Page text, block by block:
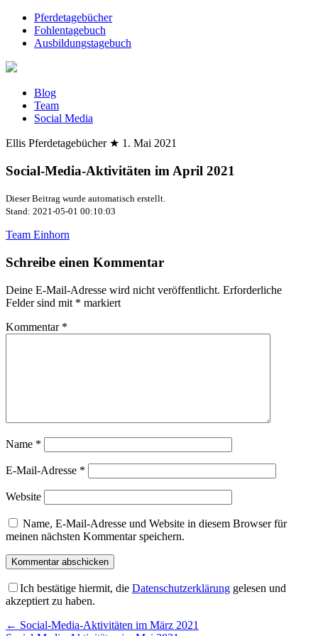
Pferdetagebücher
Fohlentagebuch
Ausbildungstagebuch
Blog
Team
Social Media
Ellis Pferdetagebücher ★ 1. Mai 2021
Social-Media-Aktivitäten im April 2021
Dieser Beitrag wurde automatisch erstellt.
Stand: 2021-05-01 00:10:03
Team Einhorn
Schreibe einen Kommentar
Deine E-Mail-Adresse wird nicht veröffentlicht. Erforderliche
Felder sind mit * markiert
Kommentar *
Name *
E-Mail-Adresse *
Website
Name, E-Mail-Adresse und Website in diesem Browser für
meinen nächsten Kommentar speichern.
Ich bestätige hiermit, die Datenschutzerklärung gelesen und
akzeptiert zu haben.
Beitragsnavigation
← Social-Media-Aktivitäten im März 2021